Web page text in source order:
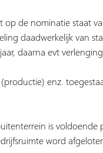
op de nominatie staat
daadwerkelijk van
daarna evt
enz.
is voldoende
word